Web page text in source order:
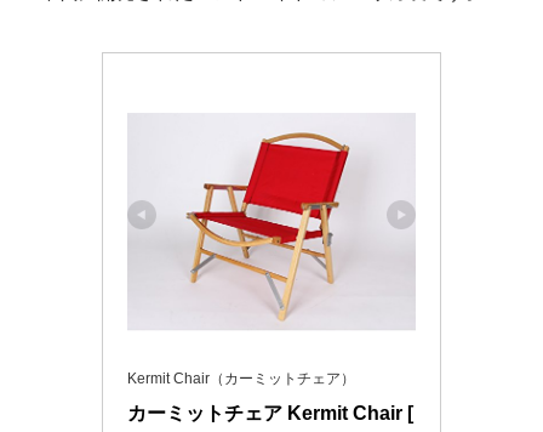
Kermit Chair（カーミットチェア）
カーミットチェア Kermit Chair [